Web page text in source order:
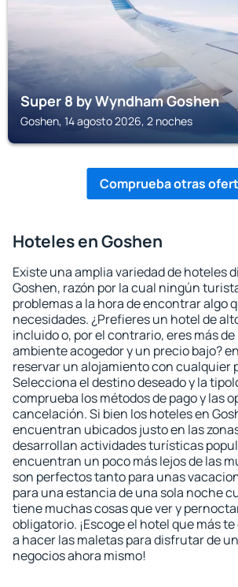
Super 8 by Wyndham Goshen
Goshen, 14 agosto 2026, 2 noches
Comprueba otras
Hoteles en Goshen
Existe una amplia variedad de hoteles
Goshen, razón por la cual ningún
problemas a la hora de encontrar algo
necesidades. ¿Prefieres un hotel de
incluido o, por el contrario, eres más
ambiente acogedor y un precio bajo?
reservar un alojamiento con cualquier
Selecciona el destino deseado y la
comprueba los métodos de pago y las
cancelación. Si bien los hoteles en
encuentran ubicados justo en las
desarrollan actividades turísticas
encuentran un poco más lejos de las
son perfectos tanto para unas
para una estancia de una sola noche
tiene muchas cosas que ver y
obligatorio. ¡Escoge el hotel que más
a hacer las maletas para disfrutar de
negocios ahora mismo!